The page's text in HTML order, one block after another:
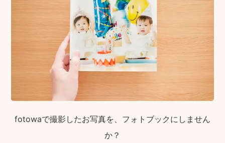
fotowaで撮影したお写真を、フォトブックにしません
か？